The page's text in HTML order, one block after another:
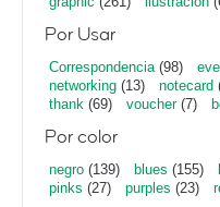
Por Usar
Correspondencia(98)
networking (13) notecard
thank (69) voucher(7)
Por color
negro (139) blues (155)
pinks (27) purples (23)